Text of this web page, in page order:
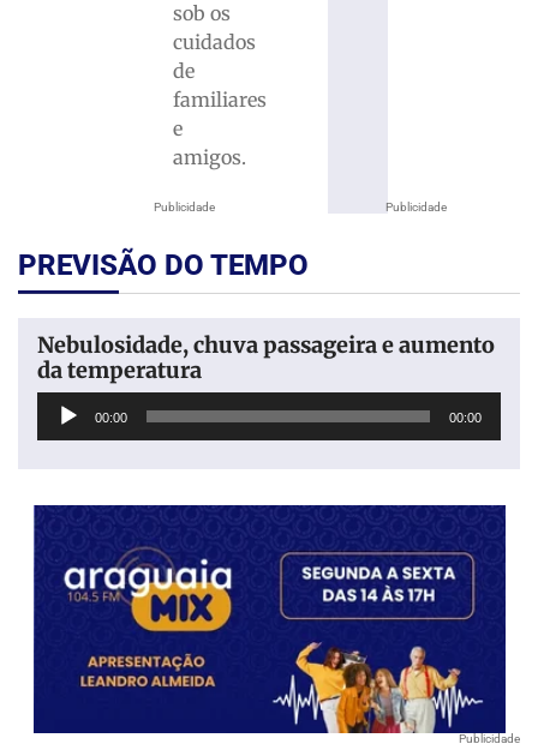
Publicidade
sob os
cuidados
de
familiares
e
amigos.
Publicidade
PREVISÃO DO TEMPO
Nebulosidade, chuva passageira e aumento
da temperatura
Tocador
00:00 00:00
Publicidade